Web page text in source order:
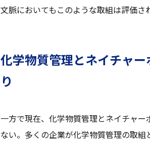
文脈においてもこのような取組は評価さ
化学物質管理とネイチャ
り
一方で現在、化学物質管理とネイチャ
ない。多くの企業が化学物質管理の取